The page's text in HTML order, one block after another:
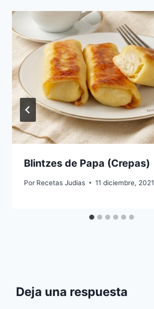
Blintzes de Papa (Crepas)
Por Recetas Judias 11 diciembre, 2021
Deja una respuesta